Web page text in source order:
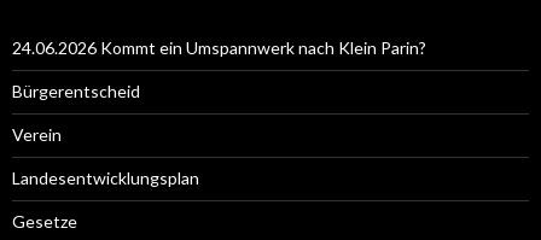
24.06.2026 Kommt ein Umspannwerk nach Klein Parin?
Bürgerentscheid
Verein
Landesentwicklungsplan
Gesetze